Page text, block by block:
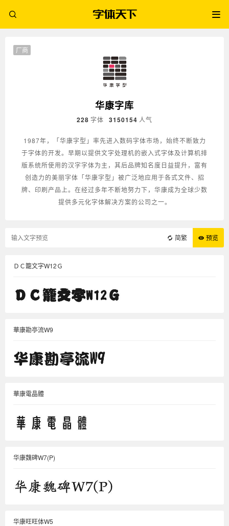
华康字库
228 字体 3150154 人气
1987年，「华康字型」率先进入数码字体市场，始终不断致力
于字体的开发。早期以提供文字处理机的嵌入式字体及计算机排
版系统所使用的汉字字体为主，其后品牌知名度日益提升，富有
创造力的美丽字体「华康字型」被广泛地应用于各式文件、招
牌、印刷产品上。在经过多年不断地努力下，华康成为全球少数
提供多元化字体解决方案的公司之一。
厂商
简繁 预览
ＤＣ籠文字W12Ｇ
華康勘亭流W9
華康電晶體
华康魏碑W7(P)
华康旺旺体W5